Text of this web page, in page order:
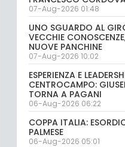
1
Vincenzo
Marruocco
PORTIERE
Raffaele
07-Aug-2026 01:48
UNO SGUARDO AL
VECCHIE
NUOVE PANCHINE
07-Aug-2026 10:02
ESPERIENZA E
CENTROCAMPO:
TORNA A PAGANI
06-Aug-2026 06:22
COPPA ITALIA:
PALMESE
06-Aug-2026 05:01